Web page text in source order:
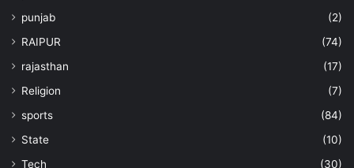
punjab
(2)
RAIPUR
(74)
rajasthan
(17)
Religion
(7)
sports
(84)
State
(10)
Tech
(30)